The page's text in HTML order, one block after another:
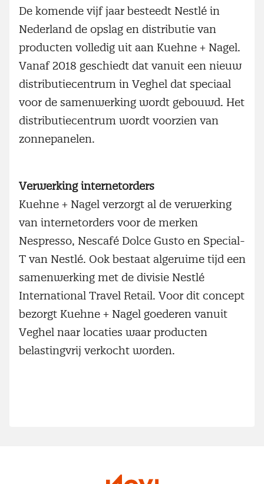
De komende vijf jaar besteedt Nestlé in
Nederland de opslag en distributie van
producten volledig uit aan Kuehne + Nagel.
Vanaf 2018 geschiedt dat vanuit een nieuw
distributiecentrum in Veghel dat speciaal
voor de samenwerking wordt gebouwd. Het
distributiecentrum wordt voorzien van
zonnepanelen.
Verwerking internetorders
Kuehne + Nagel verzorgt al de verwerking
van internetorders voor de merken
Nespresso, Nescafé Dolce Gusto en Special-
T van Nestlé. Ook bestaat algeruime tijd een
samenwerking met de divisie Nestlé
International Travel Retail. Voor dit concept
bezorgt Kuehne + Nagel goederen vanuit
Veghel naar locaties waar producten
belastingvrij verkocht worden.